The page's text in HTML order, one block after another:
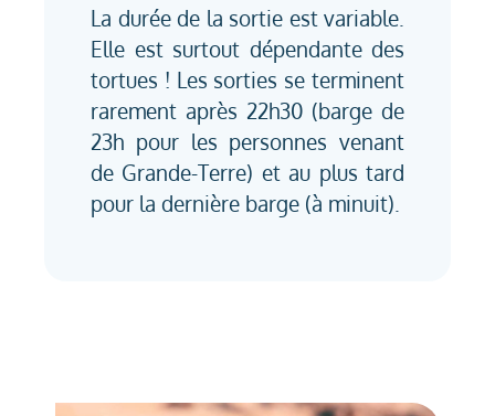
La durée de la sortie est variable.
Elle est surtout dépendante des
tortues ! Les sorties se terminent
rarement après 22h30 (barge de
23h pour les personnes venant
de Grande-Terre) et au plus tard
pour la dernière barge (à minuit).